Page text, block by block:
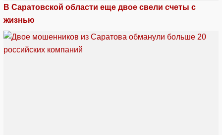
В Саратовской области еще двое свели счеты с
жизнью